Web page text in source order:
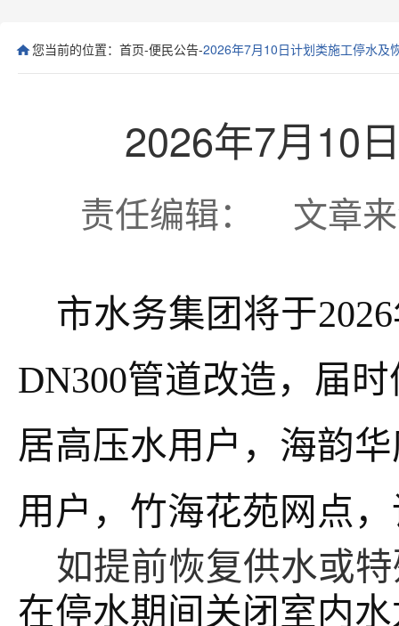
您当前的位置： 首页-便民公告-2026年7月10日计划类施工停水及
2026年7月10
责任编辑： 文章
市水务集团将于2026
DN300管道改造，届
居高压水用户，海韵
用户，竹海花苑网点 ，
如提前恢复供水或
在停水期间关闭室内